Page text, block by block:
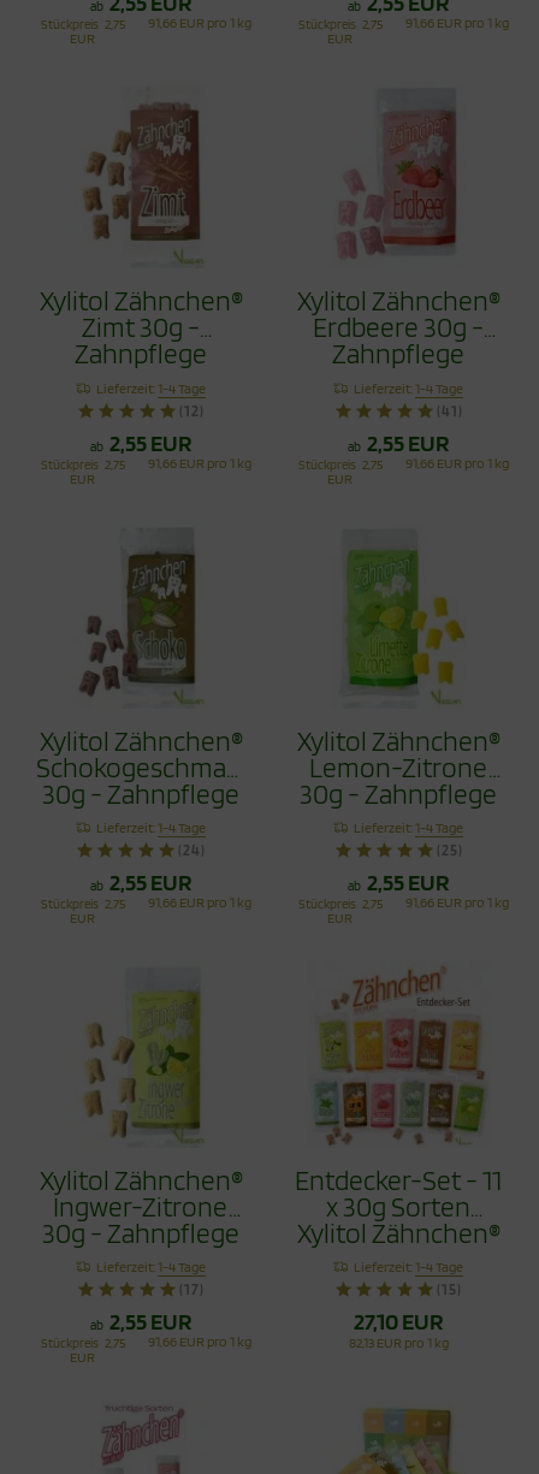
ab
Stückpreis 2,75
EUR
91,66 EUR pro 1 kg
ab
Stückpreis 2,75
EUR
91,66 EUR pro 1 kg
Xylitol Zähnchen®
Zimt 30g -
Zahnpflege
Bonbons
Lieferzeit:1-4 Tage
(12)
ab 2,55 EUR
Stückpreis 2,75
EUR
91,66 EUR pro 1 kg
Xylitol Zähnchen®
Erdbeere 30g -
Zahnpflege
Bonbons
Lieferzeit:1-4 Tage
(41)
ab 2,55 EUR
Stückpreis 2,75
EUR
91,66 EUR pro 1 kg
Xylitol Zähnchen®
Schokogeschmack
30g - Zahnpflege
Bonbons
Lieferzeit:1-4 Tage
(24)
ab 2,55 EUR
Stückpreis 2,75
EUR
91,66 EUR pro 1 kg
Xylitol Zähnchen®
Lemon-Zitrone
30g - Zahnpflege
Bonbons
Lieferzeit:1-4 Tage
(25)
ab 2,55 EUR
Stückpreis 2,75
EUR
91,66 EUR pro 1 kg
Xylitol Zähnchen®
Ingwer-Zitrone
30g - Zahnpflege
Bonbons
Lieferzeit:1-4 Tage
(17)
ab 2,55 EUR
Stückpreis 2,75
EUR
91,66 EUR pro 1 kg
Entdecker-Set - 11
x 30g Sorten
Xylitol Zähnchen®
330g
Lieferzeit:1-4 Tage
(15)
27,10 EUR
82,13 EUR pro 1 kg